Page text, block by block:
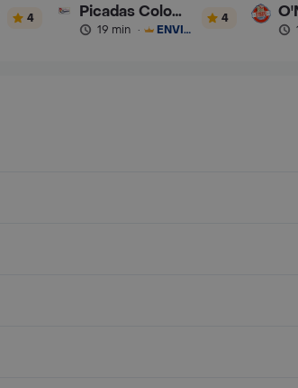
4 Picadas Colombianas Premium
19 min · ENVÍO GRATIS
4